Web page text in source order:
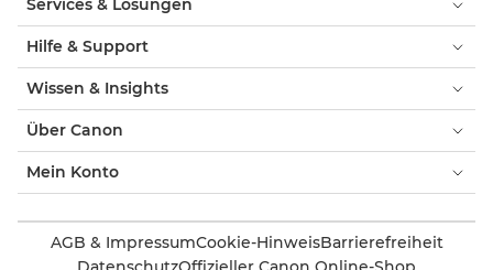
Services & Lösungen
Hilfe & Support
Wissen & Insights
Über Canon
Mein Konto
AGB & ImpressumCookie-HinweisBarrierefreiheit